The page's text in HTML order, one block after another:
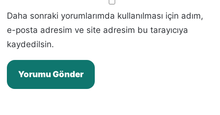
Daha sonraki yorumlarımda kullanılması için adım,
e-posta adresim ve site adresim bu tarayıcıya
kaydedilsin.